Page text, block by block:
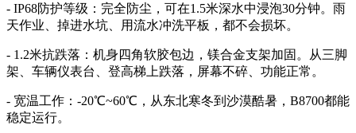
- IP68防护等级：完全防尘，可在1.5米深水中浸泡30分钟。雨
天作业、掉进水坑、用流水冲洗平板，都不会损坏。
- 1.2米抗跌落：机身四角软胶包边，镁合金支架加固。从三脚
架、车辆仪表台、登高梯上跌落，屏幕不碎、功能正常。
- 宽温工作：-20℃~60℃，从东北寒冬到沙漠酷暑，B8700都能
稳定运行。